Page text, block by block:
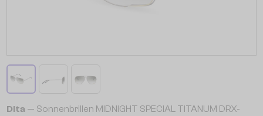
Dita — Sonnenbrillen MIDNIGHT SPECIAL TITANUM DRX-